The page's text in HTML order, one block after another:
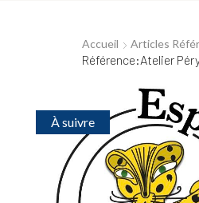
Accueil Articles
Référence:Atelier
À suivre